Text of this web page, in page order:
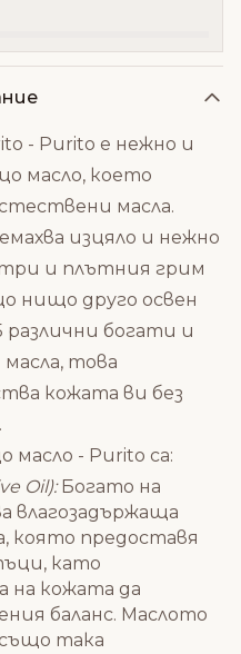
- Purito е нежно и
масло, което
масла.
изцяло и нежно
и плътния грим
нищо друго освен
богати и
това
кожата ви без
- Purito са:
Oil):Богато на
влагозадържаща
която предоставя
като
на кожата да
баланс. Маслото
така